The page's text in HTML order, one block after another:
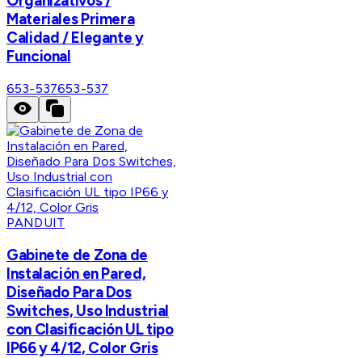
Materiales Primera
Calidad / Elegante y
Funcional
653-537653-537
PANDUIT
Gabinete de Zona de
Instalación en Pared,
Diseñado Para Dos
Switches, Uso Industrial
con Clasificación UL tipo
IP66 y 4/12, Color Gris